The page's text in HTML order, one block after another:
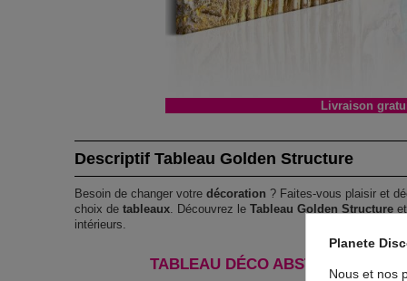
Livraison
Descriptif Tableau Golden Structure
Besoin de changer votredécoration ? Faites-vous plaisir et
choix detableaux . Découvrez leTableau Golden Structure
intérieurs.
TABLEAU DÉCO ABSTRAIT
Planete
Nous et nos